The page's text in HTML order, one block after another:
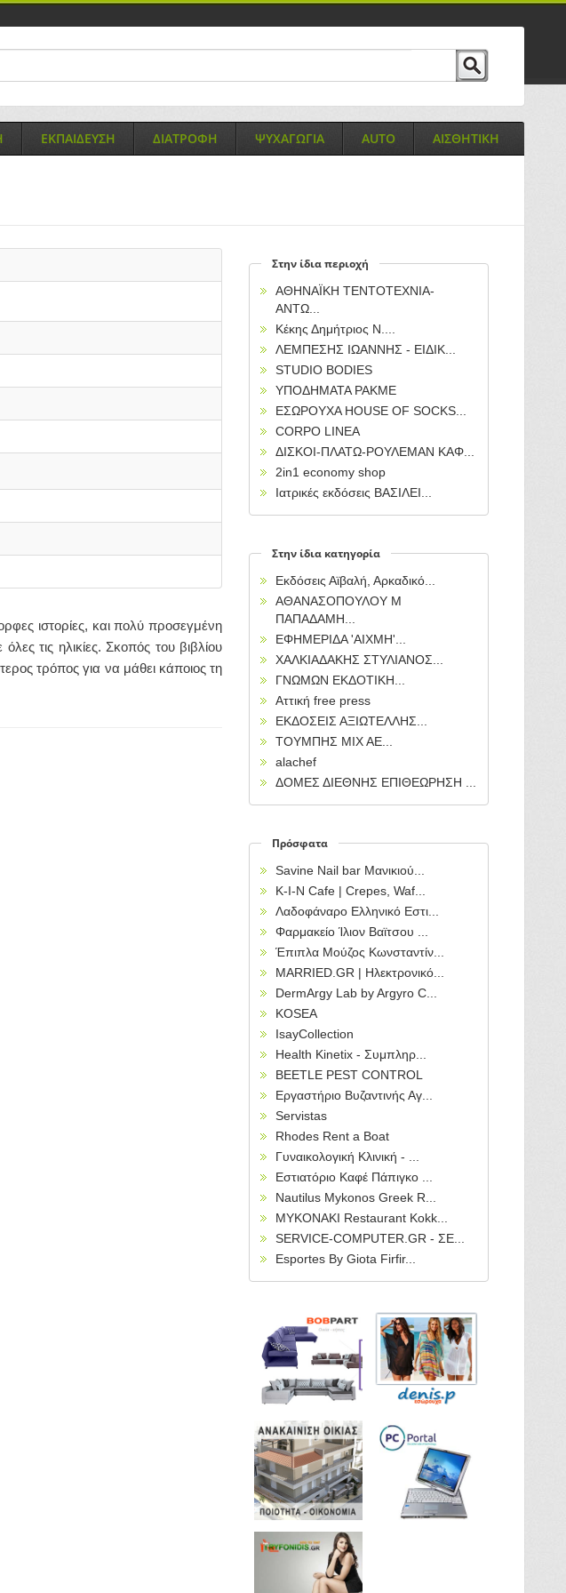
ΕΚΠΑΙΔΕΥΣΗ ΔΙΑΤΡΟΦΗ ΨΥΧΑΓΩΓΙΑ AUTO ΑΙΣΘΗΤΙΚΗ
ιστορίες, και πολύ προσεγμένη
τις ηλικίες. Σκοπός του βιβλίου
τρόπος για να μάθει κάποιος τη
Στην ίδια περιοχή
ΑΘΗΝΑΪΚΗ ΤΕΝΤΟΤΕΧΝΙΑ-
ΑΝΤΩ...
Κέκης Δημήτριος Ν....
ΛΕΜΠΕΣΗΣ ΙΩΑΝΝΗΣ - ΕΙΔΙΚ...
STUDIO BODIES
ΥΠΟΔΗΜΑΤΑ PAKME
ΕΣΩΡΟΥΧΑ HOUSE OF SOCKS...
CORPO LINEA
ΔΙΣΚΟΙ-ΠΛΑΤΩ-ΡΟΥΛΕΜΑΝ ΚΑΦ...
2in1 economy shop
Ιατρικές εκδόσεις ΒΑΣΙΛΕΙ...
Στην ίδια κατηγορία
Εκδόσεις Αϊβαλή, Αρκαδικό...
ΑΘΑΝΑΣΟΠΟΥΛΟΥ Μ
ΠΑΠΑΔΑΜΗ...
ΕΦΗΜΕΡΙΔΑ 'ΑΙΧΜΗ'...
ΧΑΛΚΙΑΔΑΚΗΣ ΣΤΥΛΙΑΝΟΣ...
ΓΝΩΜΩΝ ΕΚΔΟΤΙΚΗ...
Αττική free press
ΕΚΔΟΣΕΙΣ ΑΞΙΩΤΕΛΛΗΣ...
ΤΟΥΜΠΗΣ ΜΙΧ ΑΕ...
alachef
ΔΟΜΕΣ ΔΙΕΘΝΗΣ ΕΠΙΘΕΩΡΗΣΗ ...
Πρόσφατα
Savine Nail bar Μανικιού...
Κ-Ι-Ν Cafe | Crepes, Waf...
Λαδοφάναρο Ελληνικό Εστι...
Φαρμακείο Ίλιον Βαϊτσου ...
Έπιπλα Μούζος Κωνσταντίν...
MARRIED.GR | Ηλεκτρονικό...
DermArgy Lab by Argyro C...
KOSEA
IsayCollection
Health Kinetix - Συμπληρ...
BEETLE PEST CONTROL
Εργαστήριο Βυζαντινής Αγ...
Servistas
Rhodes Rent a Boat
Γυναικολογική Κλινική - ...
Εστιατόριο Καφέ Πάπιγκο ...
Nautilus Mykonos Greek R...
MYKONAKI Restaurant Kokk...
SERVICE-COMPUTER.GR - ΣΕ...
Esportes By Giota Firfir...